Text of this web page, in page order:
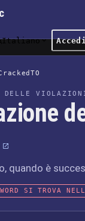
Italiano
DELLE
quando è
SI TROVA